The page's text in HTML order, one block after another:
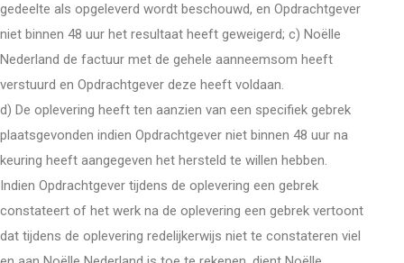
gedeelte als opgeleverd wordt beschouwd, en Opdrachtgever
niet binnen 48 uur het resultaat heeft geweigerd; c) Noëlle
Nederland de factuur met de gehele aanneemsom heeft
verstuurd en Opdrachtgever deze heeft voldaan.
d) De oplevering heeft ten aanzien van een specifiek gebrek
plaatsgevonden indien Opdrachtgever niet binnen 48 uur na
keuring heeft aangegeven het hersteld te willen hebben.
Indien Opdrachtgever tijdens de oplevering een gebrek
constateert of het werk na de oplevering een gebrek vertoont
dat tijdens de oplevering redelijkerwijs niet te constateren viel